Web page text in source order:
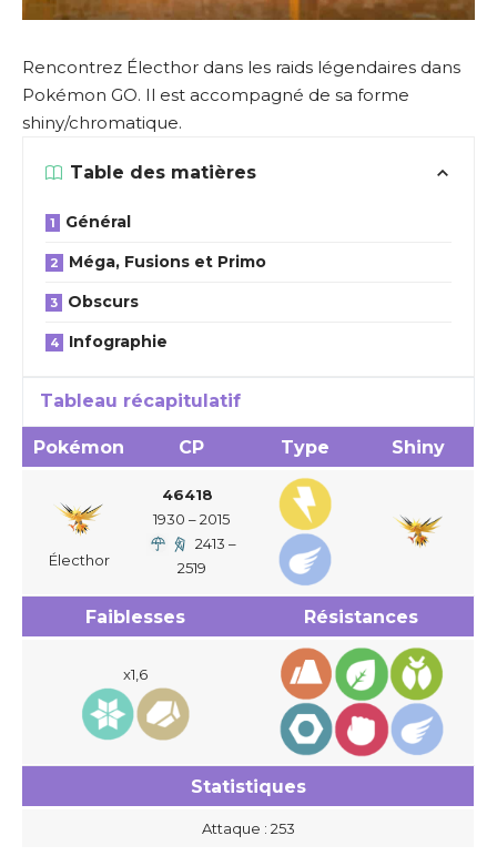
Rencontrez Électhor dans les raids légendaires dans
Pokémon GO. Il est accompagné de sa forme
shiny/chromatique.
Table des matières
Général
Méga, Fusions et Primo
Obscurs
Infographie
Tableau récapitulatif
Pokémon CP Type Shiny
Électhor
46418
1930 – 2015
2413 –
2519
Faiblesses Résistances
x1,6
Statistiques
Attaque : 253